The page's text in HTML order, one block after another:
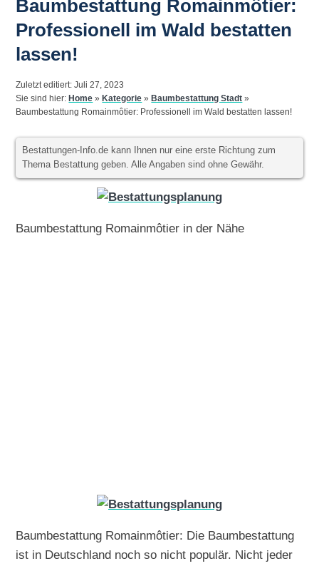
Baumbestattung Romainmôtier:
Professionell im Wald bestatten
lassen!
Zuletzt editiert: Juli 27, 2023
Sie sind hier:Home »Kategorie »Baumbestattung Stadt »
Baumbestattung Romainmôtier: Professionell im Wald bestatten lassen!
Bestattungen-Info.de kann Ihnen nur eine erste Richtung zum
Thema Bestattung geben. Alle Angaben sind ohne Gewähr.
Baumbestattung Romainmôtier in der Nähe
Baumbestattung Romainmôtier: Die Baumbestattung
ist in Deutschland noch so nicht populär. Nicht jeder